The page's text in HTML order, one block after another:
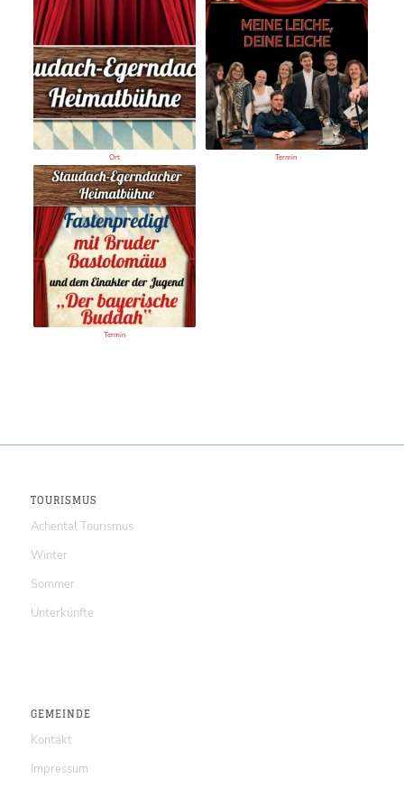
Ort Termin
Termin
TOURISMUS
Achental Tourismus
Winter
Sommer
Unterkünfte
GEMEINDE
Kontakt
Impressum